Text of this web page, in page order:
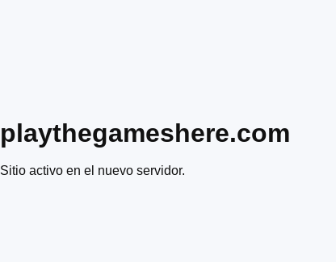
playthegameshere.com
Sitio activo en el nuevo servidor.